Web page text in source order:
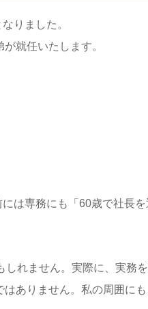
りました。
就任いたします。
は専務にも「60歳で社長
しれません。実際に、実務
ありません。私の周囲に